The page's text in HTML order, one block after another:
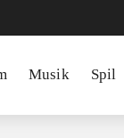
Musik Spil